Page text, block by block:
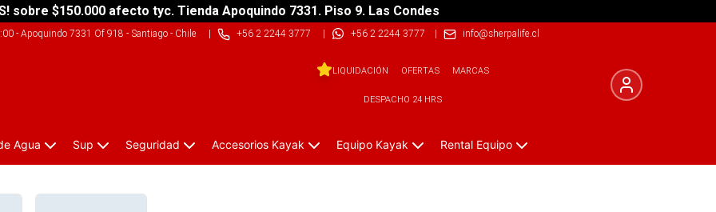
sobre $150.000 afecto tyc. Tienda Apoquindo 7331. Piso 9. Las Condes
- Apoquindo 7331 Of 918 - Santiago - Chile| +56 2 2244 3777 | +56 2 2244 3777 | info@sherpalife.cl
LIQUIDACIÓN OFERTAS MARCAS
DESPACHO 24 HRS
Agua Sup Seguridad Accesorios Kayak Equipo Kayak Rental Equipo